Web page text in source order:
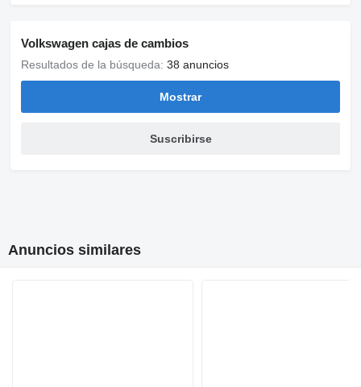
Volkswagen cajas de cambios
Resultados de la búsqueda: 38 anuncios
Mostrar
Suscribirse
Anuncios similares